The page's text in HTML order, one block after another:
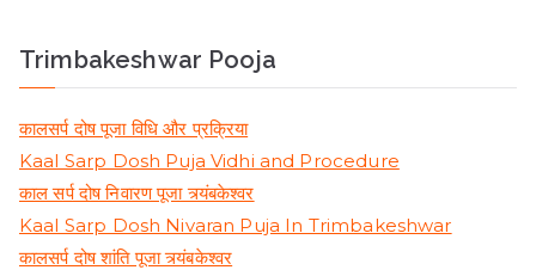
Trimbakeshwar Pooja
कालसर्प दोष पूजा विधि और प्रक्रिया
Kaal Sarp Dosh Puja Vidhi and Procedure
काल सर्प दोष निवारण पूजा त्र्यंबकेश्वर
Kaal Sarp Dosh Nivaran Puja In Trimbakeshwar
कालसर्प दोष शांति पूजा त्र्यंबकेश्वर